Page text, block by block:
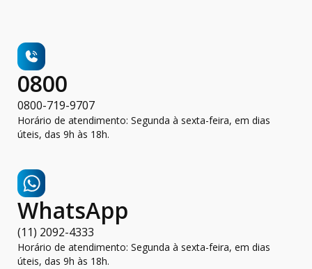
0800
0800-719-9707
Horário de atendimento: Segunda à sexta-feira, em dias
úteis, das 9h às 18h.
WhatsApp
(11) 2092-4333
Horário de atendimento: Segunda à sexta-feira, em dias
úteis, das 9h às 18h.